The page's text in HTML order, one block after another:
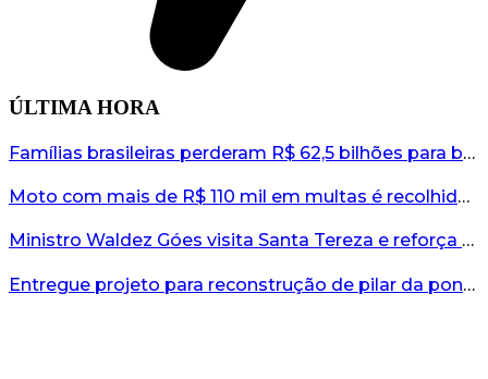
ÚLTIMA HORA
Famílias brasileiras perderam R$ 62,5 bilhões para bets em 2025, diz estudo...
Moto com mais de R$ 110 mil em multas é recolhida no interior do RS...
Ministro Waldez Góes visita Santa Tereza e reforça apoio federal à reconstrução do município...
Entregue projeto para reconstrução de pilar da ponte entre Encantado e Muçum...